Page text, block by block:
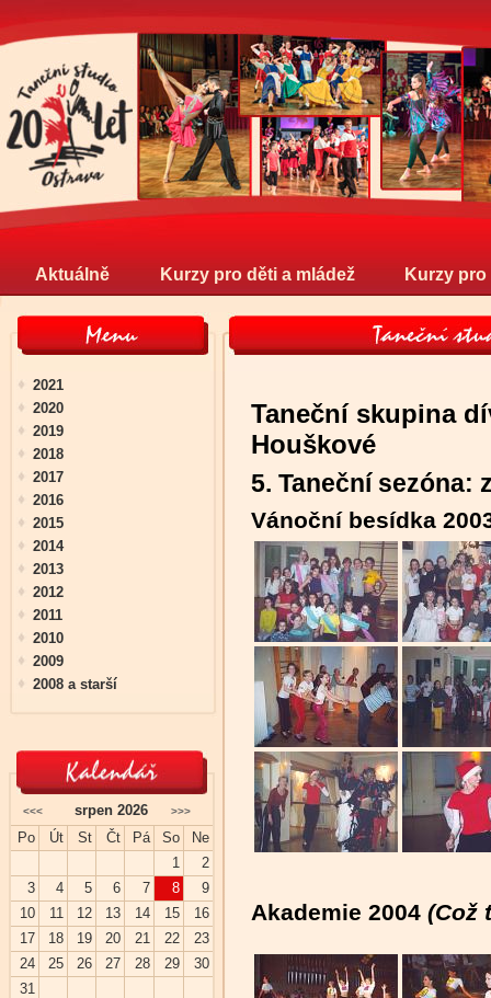
Aktuálně Kurzy pro děti a mládež Kurzy
Taneční skupina
Houškové
5. Taneční sezóna:
Vánoční besídka
Akademie 2004 (Což
2021
2020
2019
2018
2017
2016
2015
2014
2013
2012
2011
2010
2009
2008 a starší
<<< >>>
srpen 2026
Po
Út St Čt Pá So
Ne
1
2
3
4 5 6 7 8
9
10
11 12 13 14 15
16
17
18 19 20 21 22
23
24
25 26 27 28 29
30
31